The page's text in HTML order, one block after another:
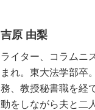
吉原 由梨
ライター、コラムニ
まれ。東大法学部卒
務、教授秘書職を経
動をしながら夫と二